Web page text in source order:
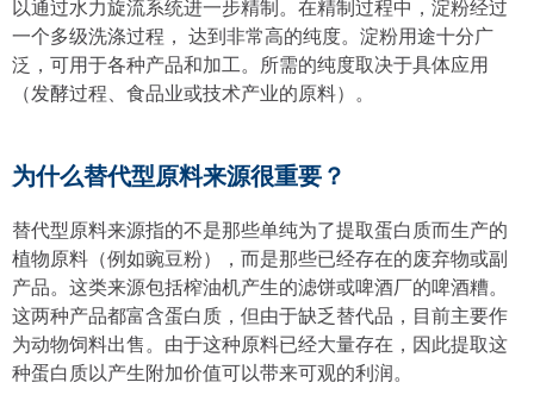
以通过水力旋流系统进一步精制。在精制过程中，淀粉经过
一个多级洗涤过程， 达到非常高的纯度。淀粉用途十分广
泛，可用于各种产品和加工。所需的纯度取决于具体应用
（发酵过程、食品业或技术产业的原料）。
为什么替代型原料来源很重要？
替代型原料来源指的不是那些单纯为了提取蛋白质而生产的
植物原料（例如豌豆粉），而是那些已经存在的废弃物或副
产品。这类来源包括榨油机产生的滤饼或啤酒厂的啤酒糟。
这两种产品都富含蛋白质，但由于缺乏替代品，目前主要作
为动物饲料出售。由于这种原料已经大量存在，因此提取这
种蛋白质以产生附加价值可以带来可观的利润。